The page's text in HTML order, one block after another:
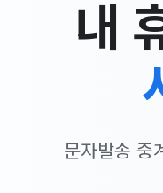
내
문자발송 중